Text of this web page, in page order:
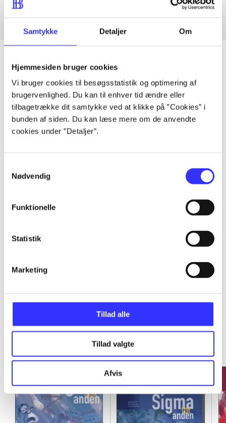
Samtykke Detaljer Om
Hjemmesiden bruger cookies
Vi bruger cookies til besøgsstatistik og optimering af
brugervenlighed. Du kan til enhver tid ændre eller
tilbagetrække dit samtykke ved at klikke på ”Cookies” i
bunden af siden. Du kan læse mere om de anvendte
cookies under ”Detaljer”.
Nødvendig
Funktionelle
Statistik
Marketing
Tillad alle
Tillad valgte
Afvis
Artikler
Alle registrerede artikler fordelt på udgivelser
...